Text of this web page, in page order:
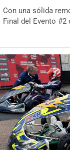
Con una sólida
Final del Evento